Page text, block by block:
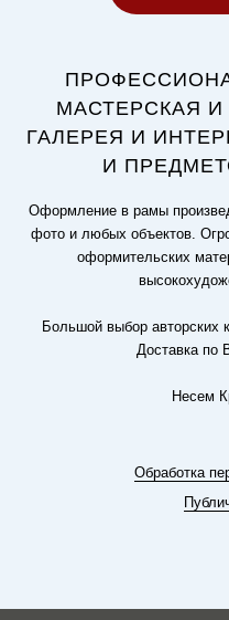
МАСТЕРСКАЯ
ГАЛЕРЕЯ И
И
Оформление в рамы
фото и любых объектов.
оформительских
Большой выбор авторских
Доставка по
Несем
Обработка